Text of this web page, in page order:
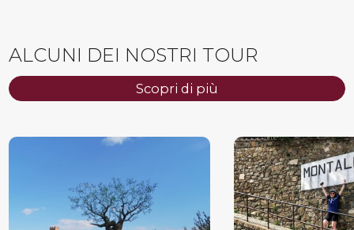
ALCUNI DEI NOSTRI TOUR
Scopri di più